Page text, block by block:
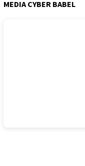
MEDIA CYBER BABEL